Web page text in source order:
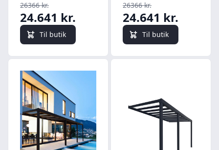
26366 kr.
24.641 kr.
Til butik
26366 kr.
24.641 kr.
Til butik